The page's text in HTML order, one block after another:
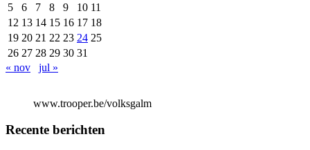
5
6 7 8 9 10 11
12 13 14 15 16 17 18
19 20 21 22 23 24 25
26 27 28 29 30 31
« nov
jul »
www.trooper.be/volksgalm
Recente berichten